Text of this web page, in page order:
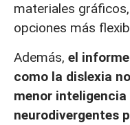
materiales
opciones más
Además, el
como la dislexia
menor
neurodivergentes